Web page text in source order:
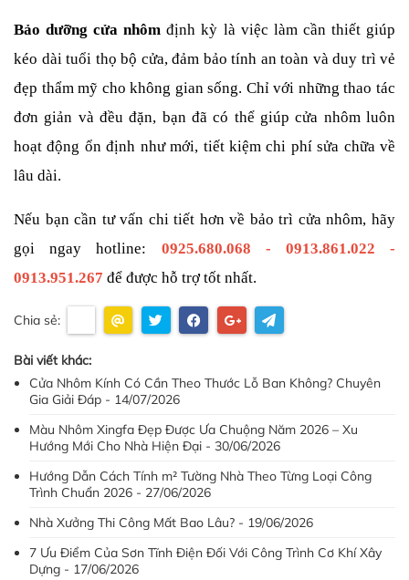
Bảo dưỡng cửa nhôm định kỳ là việc làm cần thiết giúp
kéo dài tuổi thọ bộ cửa, đảm bảo tính an toàn và duy trì vẻ
đẹp thẩm mỹ cho không gian sống. Chỉ với những thao tác
đơn giản và đều đặn, bạn đã có thể giúp cửa nhôm luôn
hoạt động ổn định như mới, tiết kiệm chi phí sửa chữa về
lâu dài.
Nếu bạn cần tư vấn chi tiết hơn về bảo trì cửa nhôm, hãy
gọi ngay hotline: 0925.680.068 - 0913.861.022 -
0913.951.267 để được hỗ trợ tốt nhất.
Chia sẻ:
Bài viết khác:
Cửa Nhôm Kính Có Cần Theo Thước Lỗ Ban Không? Chuyên
Gia Giải Đáp - 14/07/2026
Màu Nhôm Xingfa Đẹp Được Ưa Chuộng Năm 2026 – Xu
Hướng Mới Cho Nhà Hiện Đại - 30/06/2026
Hướng Dẫn Cách Tính m² Tường Nhà Theo Từng Loại Công
Trình Chuẩn 2026 - 27/06/2026
Nhà Xưởng Thi Công Mất Bao Lâu? - 19/06/2026
7 Ưu Điểm Của Sơn Tĩnh Điện Đối Với Công Trình Cơ Khí Xây
Dựng - 17/06/2026